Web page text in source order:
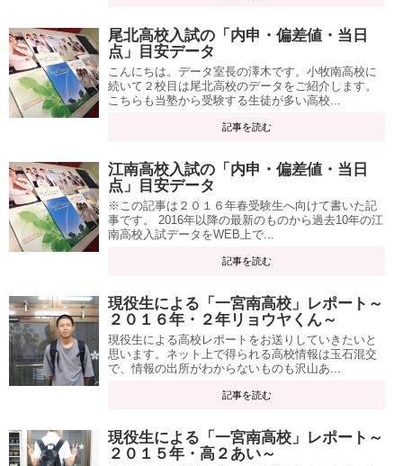
尾北高校入試の「内申・偏差値・当日
点」目安データ
こんにちは。データ室長の澤木です。小牧南高校に
続いて２校目は尾北高校のデータをご紹介します。
こちらも当塾から受験する生徒が多い高校...
記事を読む
江南高校入試の「内申・偏差値・当日
点」目安データ
※この記事は２０１６年春受験生へ向けて書いた記
事です。 2016年以降の最新のものから過去10年の江
南高校入試データをWEB上で...
記事を読む
現役生による「一宮南高校」レポート～
２０１６年・２年リョウヤくん～
現役生による高校レポートをお送りしていきたいと
思います。ネット上で得られる高校情報は玉石混交
で、情報の出所がわからないものも沢山あ...
記事を読む
現役生による「一宮南高校」レポート～
２０１５年・高２あい～